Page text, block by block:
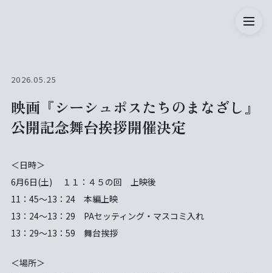
2026.05.25
映画『シーシュポスたちのまなざし』
公開記念舞台挨拶開催決定
＜日時＞
6月6日(土) １１：４５の回 上映後
11：45～13：24 本編上映
13：24～13：29 PAセッティング・マスコミ入れ
13：29～13：59 舞台挨拶
＜場所＞